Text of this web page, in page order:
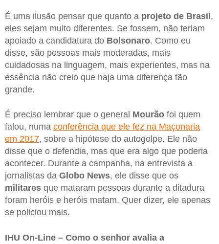
É uma ilusão pensar que quanto a projeto de Brasil,
eles sejam muito diferentes. Se fossem, não teriam
apoiado a candidatura do Bolsonaro. Como eu
disse, são pessoas mais moderadas, mais
cuidadosas na linguagem, mais experientes, mas na
essência não creio que haja uma diferença tão
grande.
É preciso lembrar que o general Mourão foi quem
falou, numa conferência que ele fez na Maçonaria
em 2017, sobre a hipótese do autogolpe. Ele não
disse que o defendia, mas que era algo que poderia
acontecer. Durante a campanha, na entrevista a
jornalistas da Globo News, ele disse que os
militares que mataram pessoas durante a ditadura
foram heróis e heróis matam. Quer dizer, ele apenas
se policiou mais.
IHU On-Line – Como o senhor avalia a